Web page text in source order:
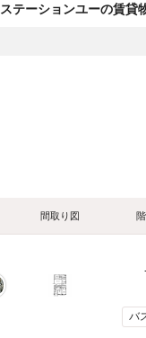
ステーションユーの賃貸
間取り図
バ